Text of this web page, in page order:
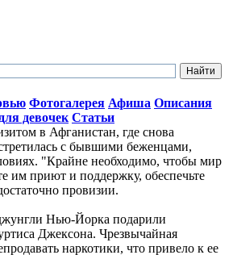
Фотогалерея Афиша Описания
девочек Статьи
в Афганистан, где снова
с бывшими беженцами,
"Крайне необходимо, чтобы мир
им приют и поддержку, обеспечьте
провизии.
Нью-Йорка подарили
Джексона. Чрезвычайная
наркотики, что привело к ее